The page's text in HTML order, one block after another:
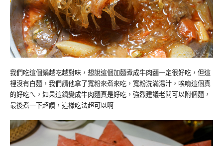
我們吃這個鍋越吃越對味，想說這個加麵煮成牛肉麵一定很好吃，但這
裡沒有白麵，我們請他拿了寬粉來煮來吃，寬粉洗滿湯汁，唉唷這個真
的好吃ㄟ，如果這鍋變成牛肉麵真是好吃，強烈建議老闆可以附個麵，
最後煮一下超讚，這樣吃法超可以啊